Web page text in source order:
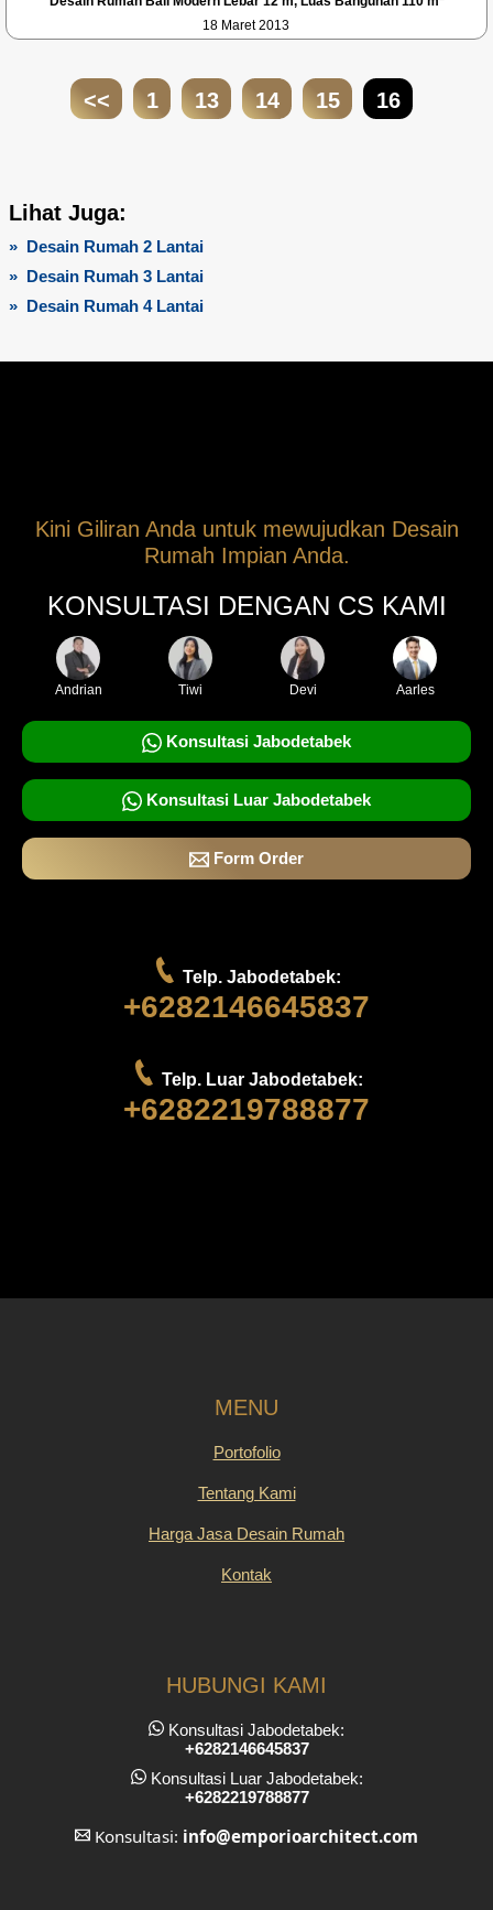
18 Maret 2013
<< 1 13 14 15 16
Lihat Juga:
» Desain Rumah 2 Lantai
» Desain Rumah 3 Lantai
» Desain Rumah 4 Lantai
Kini Giliran Anda untuk mewujudkan Desain
Rumah Impian Anda.
KONSULTASI DENGAN CS KAMI
Andrian Tiwi Devi Aarles
Konsultasi Jabodetabek
Konsultasi Luar Jabodetabek
Form Order
Telp. Jabodetabek:
+6282146645837
Telp. Luar Jabodetabek:
+6282219788877
MENU
Portofolio
Tentang Kami
Harga Jasa Desain Rumah
Kontak
HUBUNGI KAMI
Konsultasi Jabodetabek:
+6282146645837
Konsultasi Luar Jabodetabek:
+6282219788877
Konsultasi: info@emporioarchitect.com